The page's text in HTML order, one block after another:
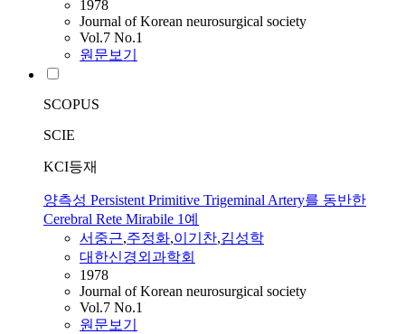
1978
Journal of Korean neurosurgical society
Vol.7 No.1
원문보기
SCOPUS
SCIE
KCI등재
양측성 Persistent Primitive Trigeminal Artery를 동반한
Cerebral Rete Mirabile 1예
서중근,주정화,이기찬,김성학
대한신경외과학회
1978
Journal of Korean neurosurgical society
Vol.7 No.1
원문보기